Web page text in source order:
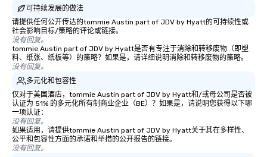
from the restaurant chef. Menus can
be printed featuring your logo, too,
which can be an added bonus for all
those Instagram moments you share.
For added ease, we can even arrange
transportation pick-up and drop-off,
as well as an event photographer. And
for groups that desire an extra luxe
experience, we can also arrange for
an evening helicopter ride over the
glittering lights of The Strip. A
Memorable Experience for All Lip
可持续发展的做法
请提供任何公开传达的tommie Austin part of JDV by Hyatt的可持续性或
社会影响目标/策略的评论或链接。
没有回复。
tommie Austin part of JDV by Hyatt是否有专注于消除和转移废物（即塑
料、纸张、纸板等）的策略？如果是，请详细说明消除和转移废物的策略。
没有回复。
多元化和包容性
仅对于美国酒店，tommie Austin part of JDV by Hyatt和/或母公司是否被
认证为 51% 的多元化所有制商业企业（BE）？如果是，请说明您获得以下哪
一项认证：
没有回复。
如果适用，请提供tommie Austin part of JDV by Hyatt关于其在多样性、
公平和包容性方面的承诺和举措的公开报告的链接。
没有回复。